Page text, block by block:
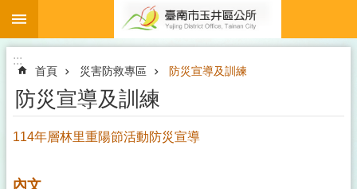
跳到主要內容區塊
:::
首頁 災害防救專區 防災宣導及訓練
防災宣導及訓練
114年層林里重陽節活動防災宣導
內文